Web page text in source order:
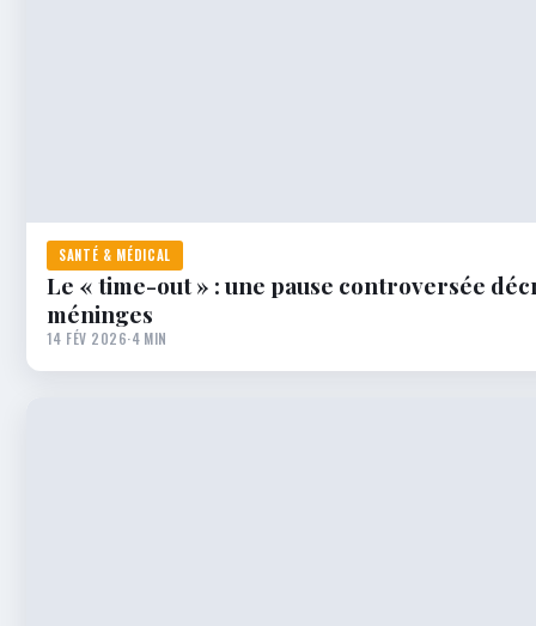
SANTÉ & MÉDICAL
Le « time-out » : une pause controversée
méninges
14 FÉV 2026·4 MIN